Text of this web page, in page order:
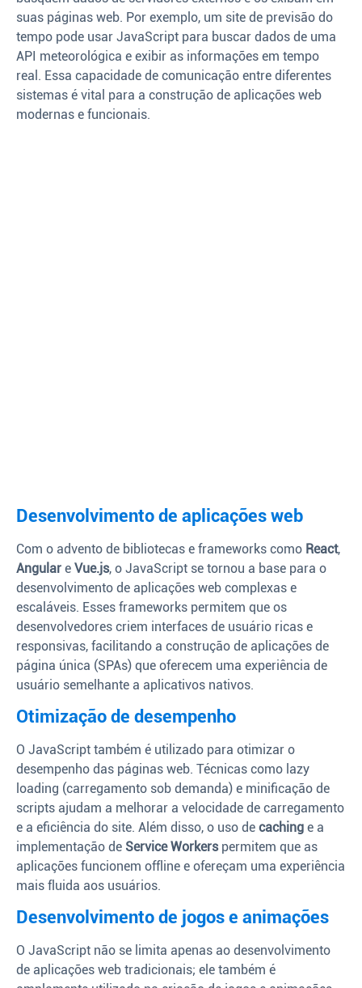
suas páginas web. Por exemplo, um site de previsão do
tempo pode usar JavaScript para buscar dados de uma
API meteorológica e exibir as informações em tempo
real. Essa capacidade de comunicação entre diferentes
sistemas é vital para a construção de aplicações web
modernas e funcionais.
Desenvolvimento de aplicações web
Com o advento de bibliotecas e frameworks como React,
Angular e Vue.js, o JavaScript se tornou a base para o
desenvolvimento de aplicações web complexas e
escaláveis. Esses frameworks permitem que os
desenvolvedores criem interfaces de usuário ricas e
responsivas, facilitando a construção de aplicações de
página única (SPAs) que oferecem uma experiência de
usuário semelhante a aplicativos nativos.
Otimização de desempenho
O JavaScript também é utilizado para otimizar o
desempenho das páginas web. Técnicas como lazy
loading (carregamento sob demanda) e minificação de
scripts ajudam a melhorar a velocidade de carregamento
e a eficiência do site. Além disso, o uso de caching e a
implementação de Service Workerspermitem que as
aplicações funcionem offline e ofereçam uma experiência
mais fluida aos usuários.
Desenvolvimento de jogos e animações
O JavaScript não se limita apenas ao desenvolvimento
de aplicações web tradicionais; ele também é